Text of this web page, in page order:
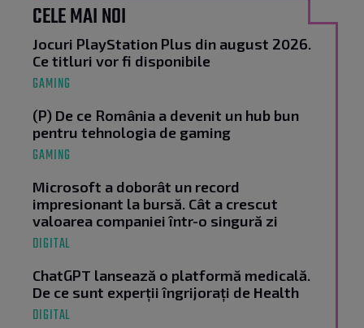
CELE MAI NOI
Jocuri PlayStation Plus din august 2026.
Ce titluri vor fi disponibile
GAMING
(P) De ce România a devenit un hub bun
pentru tehnologia de gaming
GAMING
Microsoft a doborât un record
impresionant la bursă. Cât a crescut
valoarea companiei într-o singură zi
DIGITAL
ChatGPT lansează o platformă medicală.
De ce sunt experții îngrijorați de Health
DIGITAL